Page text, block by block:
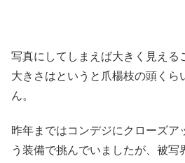
写真にしてしまえば大きく見える
大きさはというと爪楊枝の頭くら
ん。
昨年まではコンデジにクローズア
う装備で挑んでいましたが、被写